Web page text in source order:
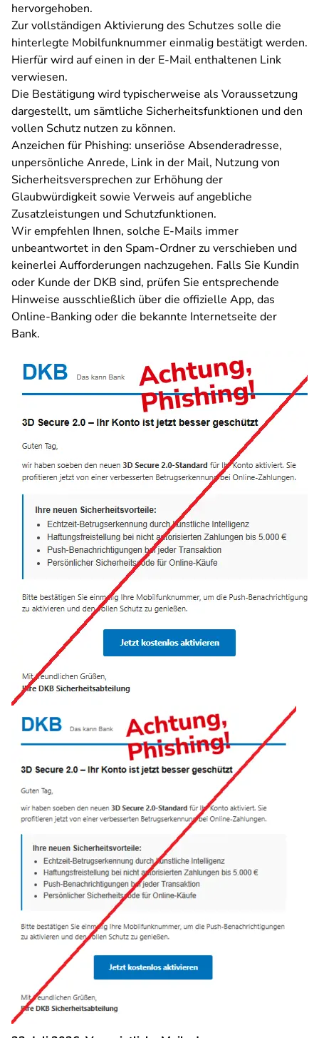
hervorgehoben.
Zur vollständigen Aktivierung des Schutzes solle die
hinterlegte Mobilfunknummer einmalig bestätigt werden.
Hierfür wird auf einen in der E-Mail enthaltenen Link
verwiesen.
Die Bestätigung wird typischerweise als Voraussetzung
dargestellt, um sämtliche Sicherheitsfunktionen und den
vollen Schutz nutzen zu können.
Anzeichen für Phishing: unseriöse Absenderadresse,
unpersönliche Anrede, Link in der Mail, Nutzung von
Sicherheitsversprechen zur Erhöhung der
Glaubwürdigkeit sowie Verweis auf angebliche
Zusatzleistungen und Schutzfunktionen.
Wir empfehlen Ihnen, solche E-Mails immer
unbeantwortet in den Spam-Ordner zu verschieben und
keinerlei Aufforderungen nachzugehen. Falls Sie Kundin
oder Kunde der DKB sind, prüfen Sie entsprechende
Hinweise ausschließlich über die offizielle App, das
Online-Banking oder die bekannte Internetseite der
Bank.